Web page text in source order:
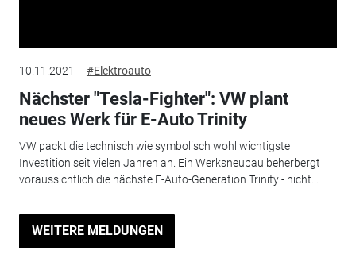
10.11.2021 #Elektroauto
Nächster "Tesla-Fighter": VW plant
neues Werk für E-Auto Trinity
VW packt die technisch wie symbolisch wohl wichtigste
Investition seit vielen Jahren an. Ein Werksneubau beherbergt
voraussichtlich die nächste E-Auto-Generation Trinity - nicht...
WEITERE MELDUNGEN